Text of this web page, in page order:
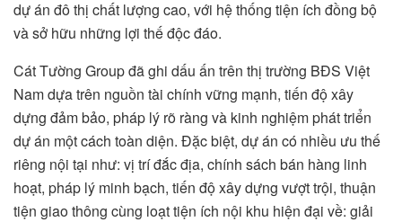
dự án đô thị chất lượng cao, với hệ thống tiện ích đồng bộ
và sở hữu những lợi thế độc đáo.
Cát Tường Group đã ghi dấu ấn trên thị trường BĐS Việt
Nam dựa trên nguồn tài chính vững mạnh, tiến độ xây
dựng đảm bảo, pháp lý rõ ràng và kinh nghiệm phát triển
dự án một cách toàn diện. Đặc biệt, dự án có nhiều ưu thế
riêng nội tại như: vị trí đắc địa, chính sách bán hàng linh
hoạt, pháp lý minh bạch, tiến độ xây dựng vượt trội, thuận
tiện giao thông cùng loạt tiện ích nội khu hiện đại về: giải